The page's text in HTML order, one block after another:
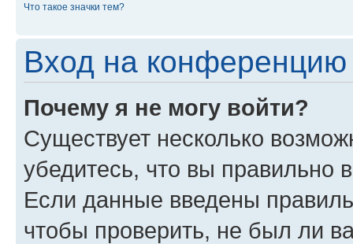
Что такое значки тем?
Вход на конференцию
Почему я не могу войти?
Существует несколько
убедитесь, что вы правильно
Если данные введены
чтобы проверить, не был ли